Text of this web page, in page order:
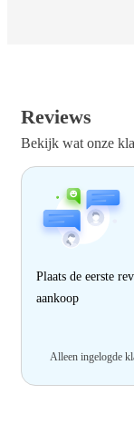
Reviews
Bekijk wat onze
Plaats de eerste
aankoop
Alleen ingelogde